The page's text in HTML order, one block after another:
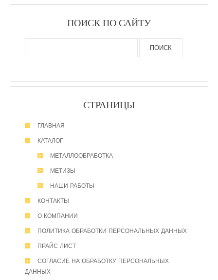
ПОИСК ПО САЙТУ
СТРАНИЦЫ
ГЛАВНАЯ
КАТАЛОГ
МЕТАЛЛООБРАБОТКА
МЕТИЗЫ
НАШИ РАБОТЫ
КОНТАКТЫ
О КОМПАНИИ
ПОЛИТИКА ОБРАБОТКИ ПЕРСОНАЛЬНЫХ ДАННЫХ
ПРАЙС ЛИСТ
СОГЛАСИЕ НА ОБРАБОТКУ ПЕРСОНАЛЬНЫХ
ДАННЫХ